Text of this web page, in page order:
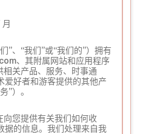
”、“我们”或“我们的”）拥有
、其附属网站和应用程序
相关产品、服务、时事通
爱好者和游客提供的其他产
”）。
向您提供有关我们如何收
据的信息。我们处理来自我